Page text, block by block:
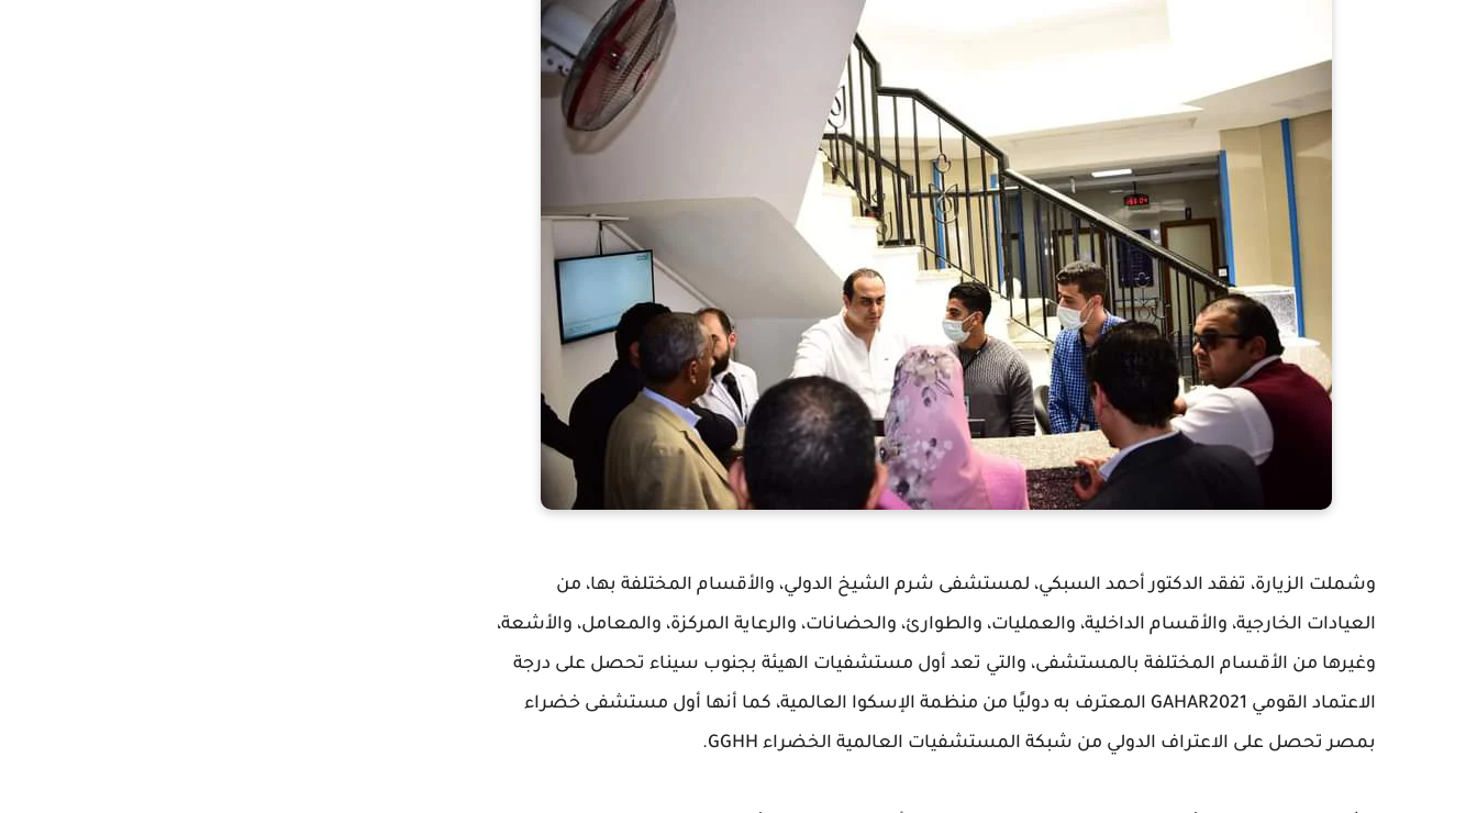
وشملت الزيارة، تفقد الدكتور أحمد السبكي، لمستشفى شرم الشيخ الدولي، والأقسام المختلفة بها، من
العيادات الخارجية، والأقسام الداخلية، والعمليات، والطوارئ، والحضانات، والرعاية المركزة، والمعامل، والأشعة،
وغيرها من الأقسام المختلفة بالمستشفى، والتي تعد أول مستشفيات الهيئة بجنوب سيناء تحصل على درجة
الاعتماد القومي GAHAR2021 المعترف به دوليًا من منظمة الإسكوا العالمية، كما أنها أول مستشفى خضراء
بمصر تحصل على الاعتراف الدولي من شبكة المستشفيات العالمية الخضراء GGHH.